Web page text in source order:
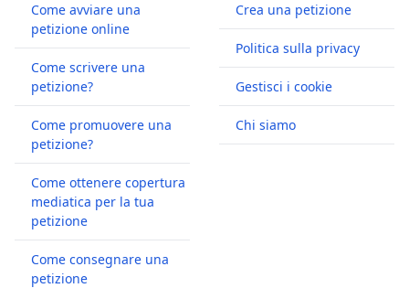
Come avviare una
petizione online
Come scrivere una
petizione?
Come promuovere una
petizione?
Come ottenere copertura
mediatica per la tua
petizione
Come consegnare una
petizione
Crea una petizione
Politica sulla privacy
Gestisci i cookie
Chi siamo